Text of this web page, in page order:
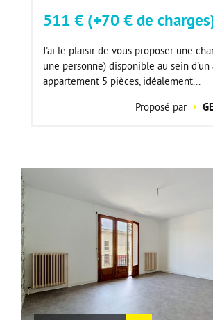
511 € (+70 € de
J'ai le plaisir de vous proposer une
une personne) disponible au sein d'un
appartement 5 pièces, idéalement...
Proposé par